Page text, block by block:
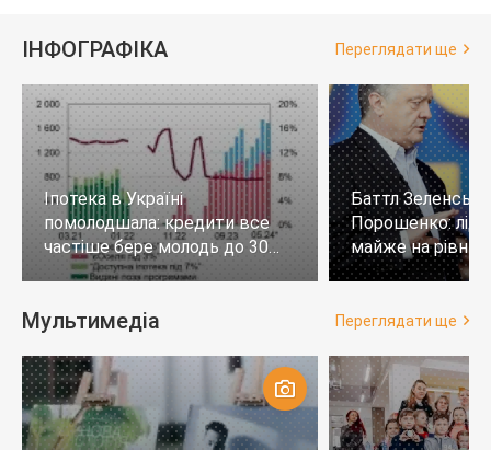
ІНФОГРАФІКА Переглядати ще
Іпотека в Україні
помолодшала: кредити все
частіше бере молодь до 30
років
Баттл
Порошенко:
майже на
тих, хто не
Мультимедіа Переглядати ще